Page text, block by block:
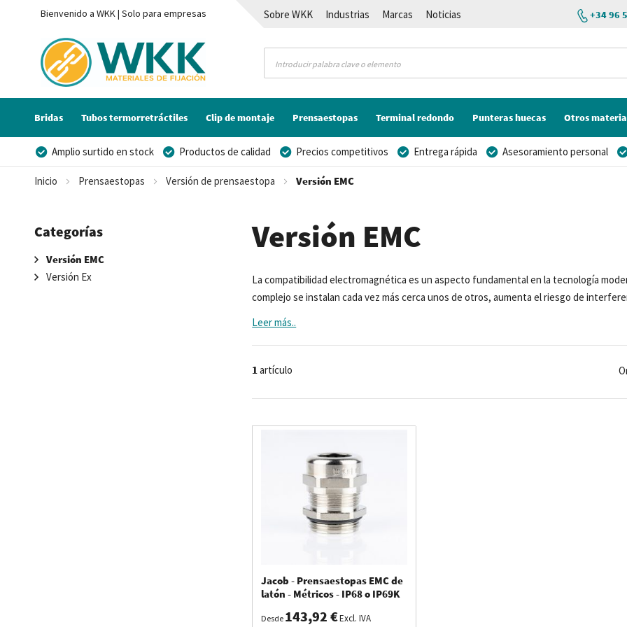
Bienvenido a WKK | Solo para empresas Sobre WKK Industrias Marcas
Noticias
+34 96
Bridas Tubos termorretráctiles Clip de montaje Prensaestopas Terminal redondo Punteras huecas Otros
Amplio surtido en stock Productos de calidad Precios competitivos Entrega rápida Asesoramiento personal
Posibilidad de crear marca privada
Inicio Prensaestopas Versión de prensaestopa Versión EMC
Versión EMC
La compatibilidad electromagnética es un aspecto fundamental en la tecnología
complejo se instalan cada vez más cerca unos de otros, aumenta el riesgo de
antenas que captan o emiten señales no deseadas, lo que puede provocar fallos o
EMC está específicamente diseñado para evitar estos problemas. En WKK
estanquidad mecánica, sino también un alto nivel de protección electromagnética.
Leer más..
1artículo
Jacob - Prensaestopas EMC de
latón - Métricos - IP68 o IP69K
Desde 143,92 €Excl. IVA
Categorías
Versión EMC
Versión Ex